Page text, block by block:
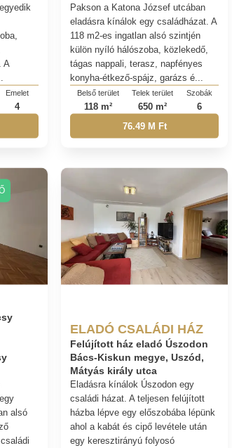
A
Emelet
4
Pakson a Katona József utcában
eladásra kínálok egy családházat. A
118 m2-es ingatlan alsó szintjén
külön nyíló hálószoba, közlekedő,
tágas nappali, terasz, napfényes
konyha-étkező-spájz, garázs é...
Belső terület
118 m²
Telek terület
650 m²
Szobák
6
76.49 M Ft
alsó
ELADÓ CSALÁDI HÁZ
Felújított ház eladó Úszodon
Bács-Kiskun megye, Uszód,
Mátyás király utca
Eladásra kínálok Úszodon egy
családi házat. A teljesen felújított
házba lépve egy előszobába lépünk
ahol a kabát és cipő levétele után
egy keresztirányú folyosó